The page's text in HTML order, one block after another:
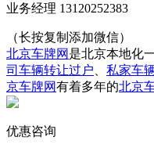
业务经理 13120252383
（长按复制添加微信）
北京车牌网 是北京本地化
司车辆转让过户
私家车
京车牌网有着多年的北京
优惠咨询